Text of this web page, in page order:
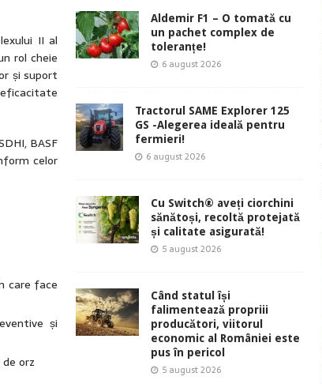
II al
rol cheie
și suport
BASF
celor
care face
și
orz
Aldemir F1 – O tomată cu
un pachet complex de
toleranțe!
6 august 2026
Tractorul SAME Explorer 125
GS -Alegerea ideală pentru
fermieri!
6 august 2026
Cu Switch® aveți ciorchini
sănătoși, recoltă protejată
și calitate asigurată!
5 august 2026
Când statul își
falimentează propriii
producători, viitorul
economic al României este
pus în pericol
5 august 2026